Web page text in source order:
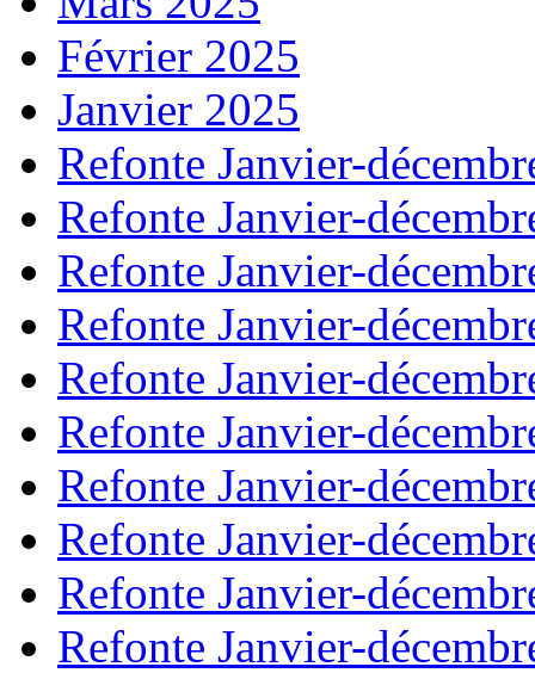
Février 2025
Janvier 2025
Refonte Janvier-
Refonte Janvier-
Refonte Janvier-
Refonte Janvier-
Refonte Janvier-
Refonte Janvier-
Refonte Janvier-
Refonte Janvier-
Refonte Janvier-
Refonte Janvier-